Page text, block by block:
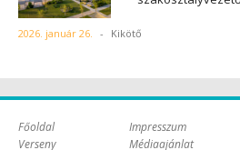
2026. január 26. - Kikötő
Főoldal
Verseny
Impresszum
Médiaajánlat